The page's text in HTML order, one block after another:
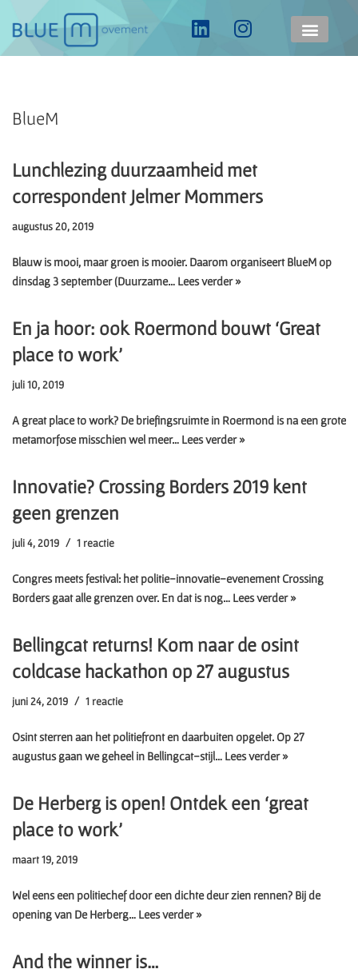
BlueM
Lunchlezing duurzaamheid met
correspondent Jelmer Mommers
augustus 20, 2019
Blauw is mooi, maar groen is mooier. Daarom organiseert BlueM op
dinsdag 3 september (Duurzame… Lees verder »
En ja hoor: ook Roermond bouwt ‘Great
place to work’
juli 10, 2019
A great place to work? De briefingsruimte in Roermond is na een grote
metamorfose misschien wel meer… Lees verder »
Innovatie? Crossing Borders 2019 kent
geen grenzen
juli 4, 2019 1 reactie
Congres meets festival: het politie-innovatie-evenement Crossing
Borders gaat alle grenzen over. En dat is nog… Lees verder »
Bellingcat returns! Kom naar de osint
coldcase hackathon op 27 augustus
juni 24, 2019 1 reactie
Osint sterren aan het politiefront en daarbuiten opgelet. Op 27
augustus gaan we geheel in Bellingcat-stijl… Lees verder »
De Herberg is open! Ontdek een ‘great
place to work’
maart 19, 2019
Wel eens een politiechef door een dichte deur zien rennen? Bij de
opening van De Herberg… Lees verder »
And the winner is…